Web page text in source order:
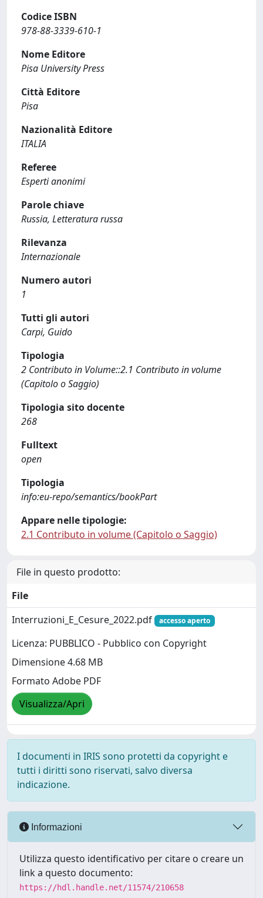
Codice ISBN
978-88-3339-610-1
Nome Editore
Pisa University Press
Città Editore
Pisa
Nazionalità Editore
ITALIA
Referee
Esperti anonimi
Parole chiave
Russia, Letteratura russa
Rilevanza
Internazionale
Numero autori
1
Tutti gli autori
Carpi, Guido
Tipologia
2 Contributo in Volume::2.1 Contributo in volume
(Capitolo o Saggio)
Tipologia sito docente
268
Fulltext
open
Tipologia
info:eu-repo/semantics/bookPart
Appare nelle tipologie:
2.1 Contributo in volume (Capitolo o Saggio)
File in questo prodotto:
File
Interruzioni_E_Cesure_2022.pdf
accesso aperto
Licenza: PUBBLICO - Pubblico con Copyright
Dimensione 4.68 MB
Formato Adobe PDF
Visualizza/Apri
I documenti in IRIS sono protetti da copyright e
tutti i diritti sono riservati, salvo diversa
indicazione.
Informazioni
Utilizza questo identificativo per citare o creare un
link a questo documento:
https://hdl.handle.net/11574/210658